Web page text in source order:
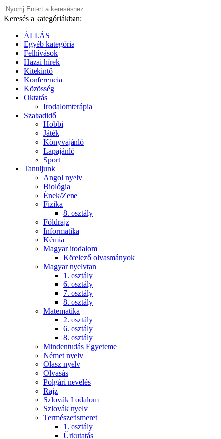
Keresés a kategóriákban:
ÁLLÁS
Egyéb kategória
Felhívások
Hazai hírek
Kitekintő
Konferencia
Közösség
Oktatás
Irodalomterápia
Szabadidő
Hobbi
Játék
Könyvajánló
Lapajánló
Sport
Tanuljunk
Angol nyelv
Biológia
Ének/Zene
Fizika
8. osztály
Földrajz
Informatika
Kémia
Magyar irodalom
Kötelező olvasmányok
Magyar nyelvtan
1. osztály
6. osztály
7. osztály
8. osztály
Matematika
2. osztály
6. osztály
8. osztály
Mindentudás Egyeteme
Német nyelv
Olasz nyelv
Olvasás
Polgári nevelés
Rajz
Szlovák Irodalom
Szlovák nyelv
Természetismeret
1. osztály
Űrkutatás